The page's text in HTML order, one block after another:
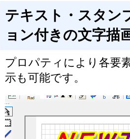
テキスト・スタン
ョン付きの文字描
プロパティにより各要
示も可能です。